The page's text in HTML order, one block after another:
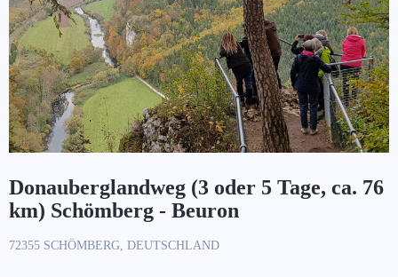
Donauberglandweg (3 oder 5 Tage, ca. 76
km) Schömberg - Beuron
72355 SCHÖMBERG, DEUTSCHLAND